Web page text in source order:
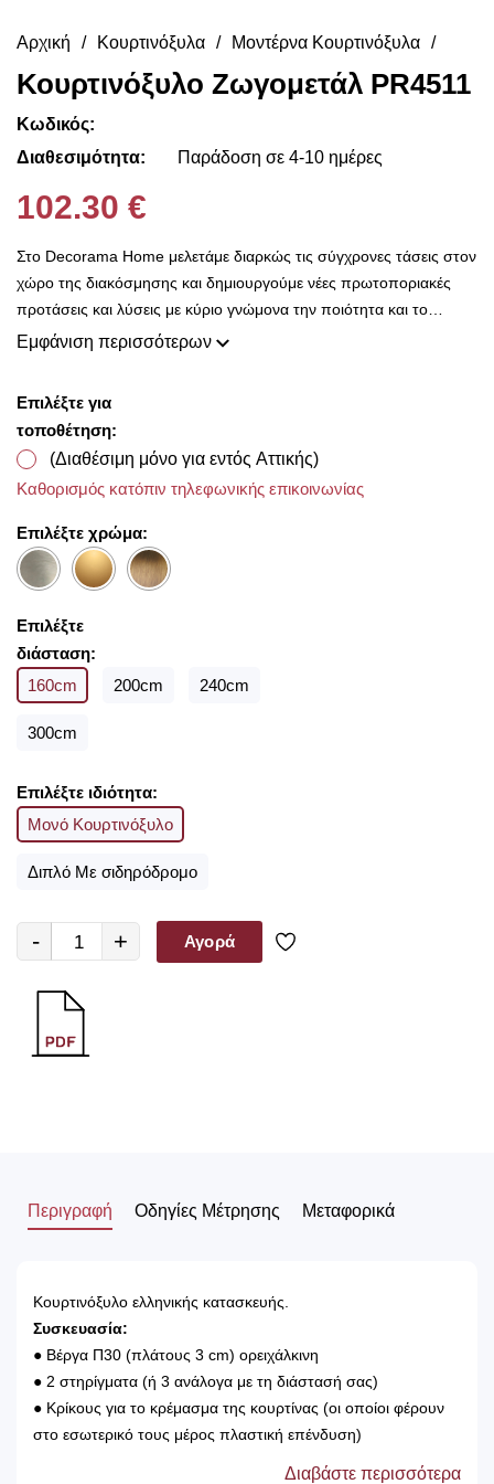
Αρχική Κουρτινόξυλα Μοντέρνα Κουρτινόξυλα
Κουρτινόξυλο Ζωγομετάλ PR4511
Κωδικός:
Διαθεσιμότητα:
Παράδοση σε 4-10 ημέρες
102.30 €
Στο Decorama Home μελετάμε διαρκώς τις σύγχρονες τάσεις στον
χώρο της διακόσμησης και δημιουργούμε νέες πρωτοποριακές
προτάσεις και λύσεις με κύριο γνώμονα την ποιότητα και το
ασύγκριτο design, προκειμένου να είμαστε πάντοτε σε θέση να
ιδέες διακόσμησης, που ικανοποιούν ακόμη και τους πιο
απαιτητικούς! Στο Decorama Home έχουμε ως στόχο να
χαρίσουμε χρώμα και ασύγκριτο στυλ στο προσωπικό σας χώρο
και να τον αναδείξουμε με τον πιο όμορφο τρόπο!
δωρεάν μέτρηση υφασμάτων για να επιλέξετε μέσα από τις
υπέροχες συλλογές που διαθέτουμε από οίκους του
Εμφάνιση περισσότερων
Επιλέξτε για
τοποθέτηση:
(Διαθέσιμη μόνο για εντός Αττικής)
Καθορισμός κατόπιν τηλεφωνικής επικοινωνίας
Επιλέξτε χρώμα:
Επιλέξτε
διάσταση:
160cm
200cm 240cm
300cm
Επιλέξτε ιδιότητα:
Μονό Κουρτινόξυλο
Διπλό Με σιδηρόδρομο
- + Αγορά
Περιγραφή Οδηγίες Μέτρησης Μεταφορικά
Κουρτινόξυλο ελληνικής κατασκευής.
Συσκευασία:
● Βέργα Π30 (πλάτους 3 cm) ορειχάλκινη
● 2 στηρίγματα (ή 3 ανάλογα με τη διάστασή σας)
● Κρίκους για το κρέμασμα της κουρτίνας (οι οποίοι φέρουν
στο εσωτερικό τους μέρος πλαστική επένδυση)
Διαβάστε περισσότερα